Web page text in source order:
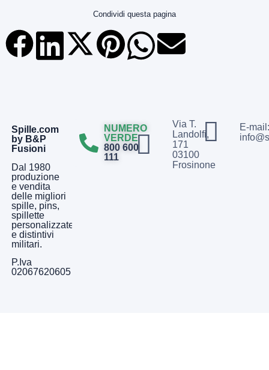
Condividi questa pagina
Spille.com
by B&P
Fusioni
Dal 1980
produzione
e vendita
delle migliori
spille, pins,
spillette
personalizzate
e distintivi
militari.
P.Iva
02067620605
NUMERO
VERDE
800 600
111
Via T.
Landolfi,
171
03100
Frosinone
E-mail: